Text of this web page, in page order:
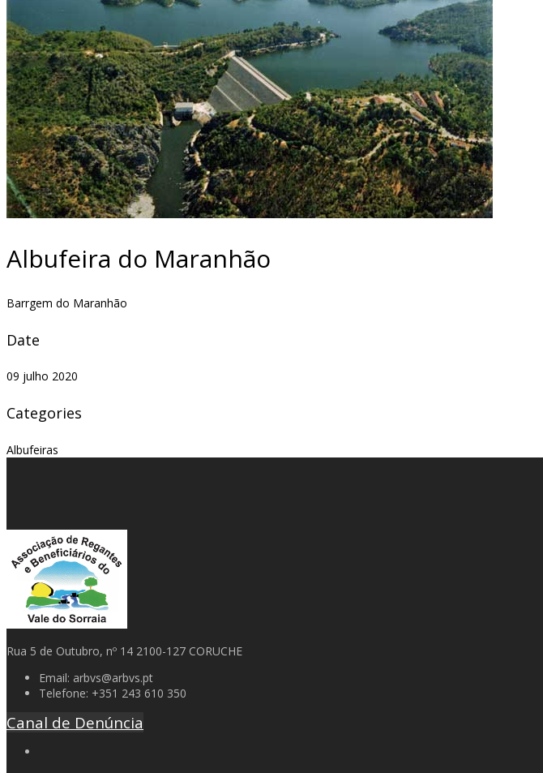
Albufeira do Maranhão
Barrgem do Maranhão
Date
09 julho 2020
Categories
Albufeiras
Rua 5 de Outubro, nº 14 2100-127 CORUCHE
Email: arbvs@arbvs.pt
Telefone: +351 243 610 350
Canal de Denúncia